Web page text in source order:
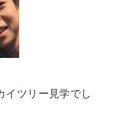
イツリー見学でし